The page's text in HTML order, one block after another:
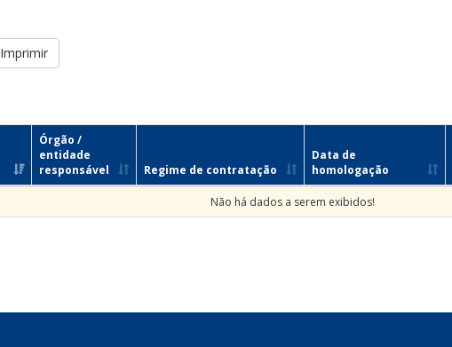
Imprimir
Órgão /
entidade
responsável
Regime de contratação
Data de
homologação
Não há dados a serem exibidos!